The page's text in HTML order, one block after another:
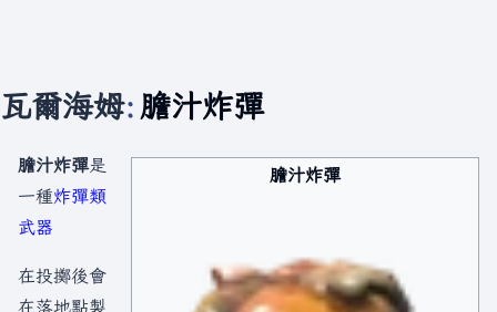
瓦爾海姆: 膽汁炸彈
膽汁炸彈
膽汁炸彈是
一種炸彈類
武器
在投擲後會
在落地點製